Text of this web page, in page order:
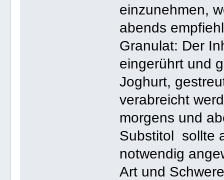
einzunehmen,
abends
Granulat: Der
eingerührt und
Joghurt,
verabreicht
morgens und
Substitol sollte
notwendig
Art und